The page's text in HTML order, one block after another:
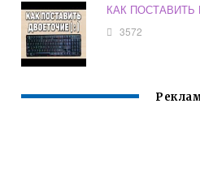
КАК
3572